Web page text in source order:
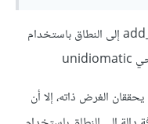
الشيفرة 13: إضافة الدالة add_to_waitlist إلى النطاق باستخدام
على الرغم من أن الشيفرة 11 والشيفرة 13 يحققان الغرض ذاته، إلا أن